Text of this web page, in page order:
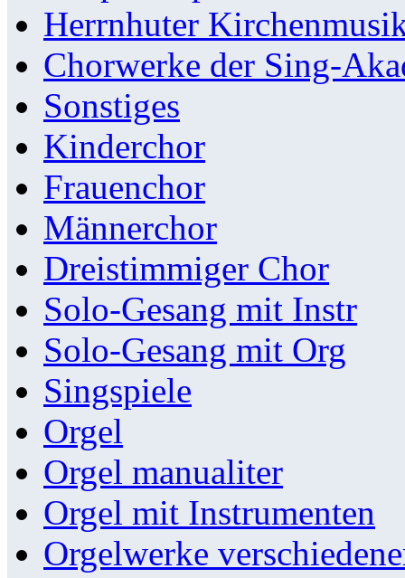
Herrnhuter
Chorwerke der Sing-
Sonstiges
Kinderchor
Frauenchor
Männerchor
Dreistimmiger Chor
Solo-Gesang mit Instr
Solo-Gesang mit Org
Singspiele
Orgel
Orgel manualiter
Orgel mit Instrumenten
Orgelwerke